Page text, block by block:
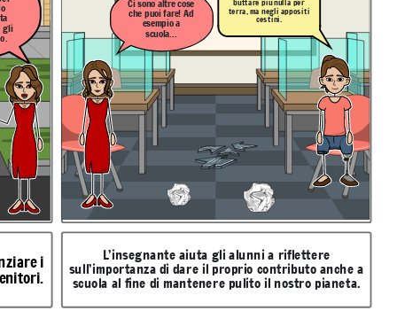
i L’insegnante aiuta gli alunni a riflettere
sull’importanza di dare il proprio contributo anche a
scuola al fine di mantenere pulito il nostro pianeta.
gli
Ci sono altre cose
che puoi fare! Ad
esempio a
scuola...
terra, ma negli appositi
cestini.